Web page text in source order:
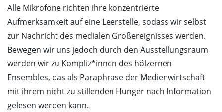
Alle Mikrofone richten ihre kon­zentrierte
Aufmerksamkeit auf eine Leerstelle, sodass wir selbst
zur Nachricht des medialen Großereignisses werden.
Bewegen wir uns jedoch durch den Ausstellungsraum
werden wir zu Kompliz*innen des hölzernen
Ensembles, das als Paraphrase der Medienwirtschaft
mit ihrem nicht zu stillenden Hunger nach Information
gelesen werden kann.